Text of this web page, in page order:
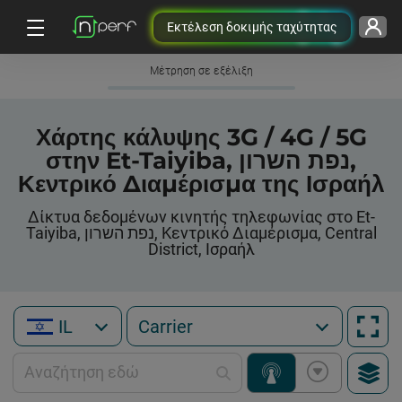
Εκτέλεση δοκιμής ταχύτητας
Μέτρηση σε εξέλιξη
Χάρτης κάλυψης 3G / 4G / 5G
στην Et-Taiyiba, נפת השרון,
Κεντρικό Διαμέρισμα της Ισραήλ
Δίκτυα δεδομένων κινητής τηλεφωνίας στο Et-
Taiyiba, נפת השרון, Κεντρικό Διαμέρισμα, Central
District, Ισραήλ
IL